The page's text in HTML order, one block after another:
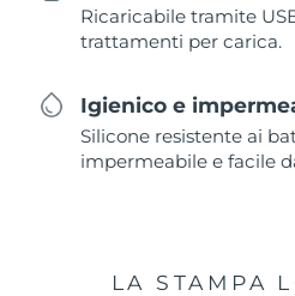
Ricaricabile tramite
trattamenti per carica.
Igienico e
Silicone resistente ai
impermeabile e facile
LA STAMPA